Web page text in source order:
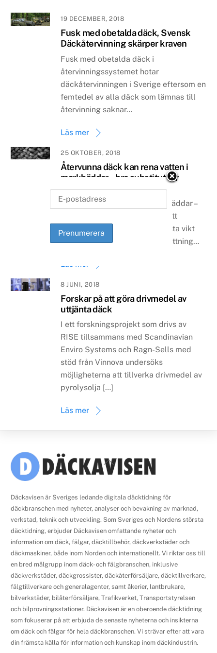
19 DECEMBER, 2018
Fusk med obetalda däck, Svensk
Däckåtervinning skärper kraven
Fusk med obetalda däck i
återvinningssystemet hotar
däckåtervinningen i Sverige eftersom en
femtedel av alla däck som lämnas till
återvinning saknar…
Läs mer
25 OKTOBER, 2018
Återvunna däck kan rena vatten i
markbäddar – bra substitut för
naturgrus
Däckklipp renar vatten i markbäddar –
bra substitut för naturgrus Ur ett
miljöperspektiv är det av yttersta vikt
att hitta en väl fungerande ersättning…
Läs mer
8 JUNI, 2018
Forskar på att göra drivmedel av
uttjänta däck
I ett forskningsprojekt som drivs av
RISE tillsammans med Scandinavian
Enviro Systems och Ragn-Sells med
stöd från Vinnova undersöks
möjligheterna att tillverka drivmedel av
pyrolysolja […]
Läs mer
Back
To
Däckavisen är Sveriges ledande digitala däcktidning för
däckbranschen med nyheter, analyser och bevakning av marknad,
verkstad, teknik och utveckling. Som Sveriges och Nordens största
däcktidning, erbjuder Däckavisen omfattande nyheter och
information om däck, fälgar, däcktillbehör, däckverkstäder och
däckmaskiner, både inom Norden och internationellt. Vi riktar oss till
en bred målgrupp inom däck- och fälgbranschen, inklusive
däckverkstäder, däckgrossister, däckåterförsäljare, däcktillverkare,
fälgtillverkare och generalagenter, samt åkerier, lantbrukare,
bilverkstäder, bilåterförsäljare, Trafikverket, Transportstyrelsen
och bilprovningsstationer. Däckavisen är en oberoende däcktidning
som fokuserar på att erbjuda de senaste nyheterna och insikterna
om däck och fälgar för hela däckbranschen. Vi strävar efter att vara
din främsta källa för information och kunskap inom däckindustrin.